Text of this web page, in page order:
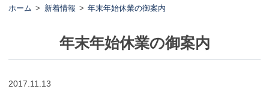
ホーム 新着情報 年末年始休業の御案内
年末年始休業の御案内
2017.11.13